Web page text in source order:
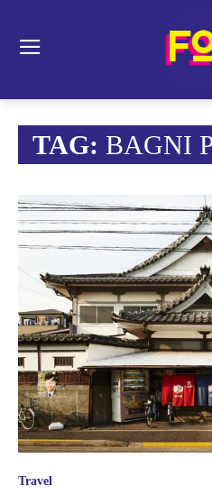
TAG: BAGNI
Travel